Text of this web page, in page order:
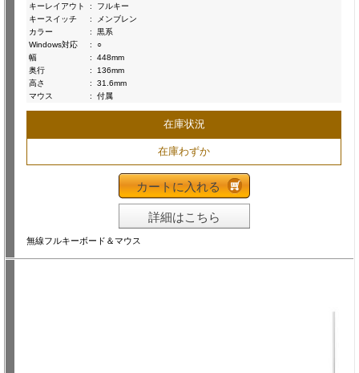
キーレイアウト
:
フルキー
キースイッチ
:
メンブレン
カラー
:
黒系
Windows対応
:
○
幅
:
448mm
奥行
:
136mm
高さ
:
31.6mm
マウス
: 付属
在庫状況
在庫わずか
カートに入れる
詳細はこちら
無線フルキーボード＆マウス